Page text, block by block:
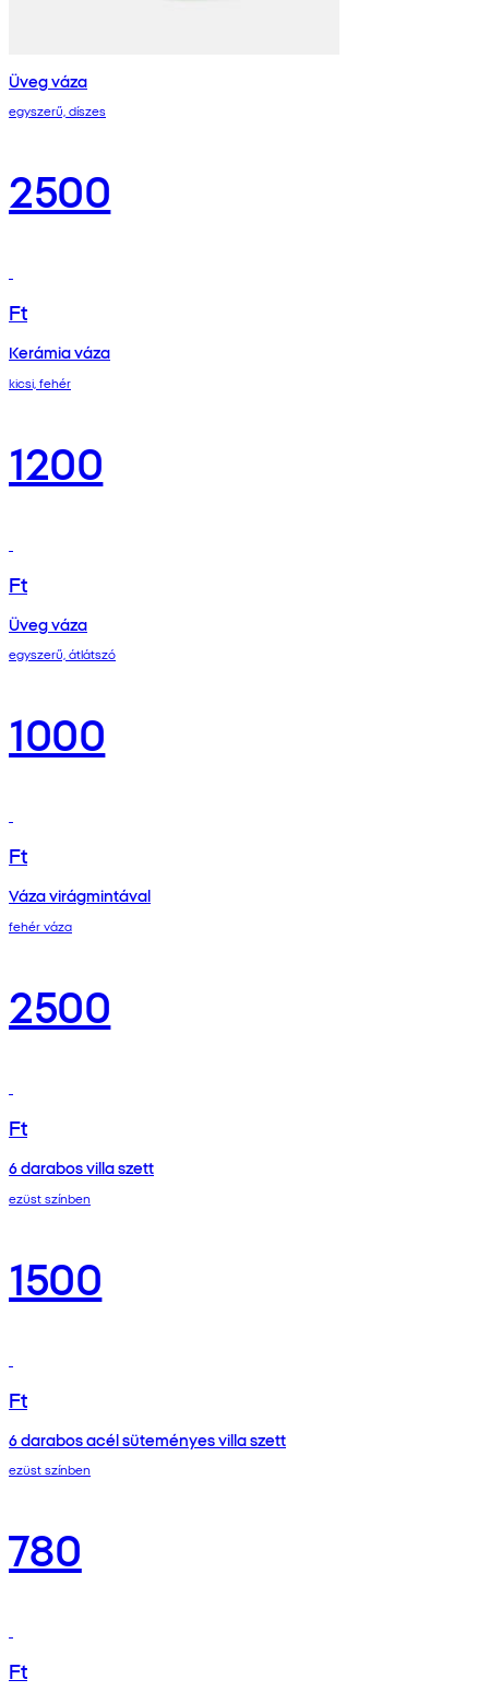
Üveg váza
egyszerű, díszes
2500
Ft
Kerámia váza
kicsi, fehér
1200
Ft
Üveg váza
egyszerű, átlátszó
1000
Ft
Váza virágmintával
fehér váza
2500
Ft
6 darabos villa szett
ezüst színben
1500
Ft
6 darabos acél süteményes villa szett
ezüst színben
780
Ft